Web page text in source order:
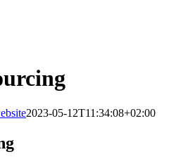
2023-05-12T11:34:08+02:00